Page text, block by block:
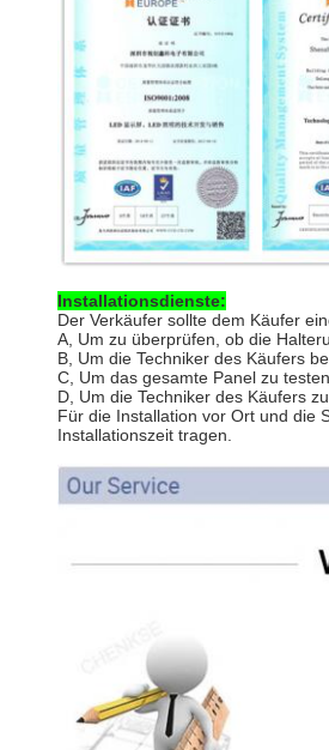
Installationsdienste:
Der Verkäufer sollte dem Käufer
A, Um zu überprüfen, ob die
B, Um die Techniker des Käufers
C, Um das gesamte Panel zu
D, Um die Techniker des Käufers
Für die Installation vor Ort und die
Installationszeit tragen.